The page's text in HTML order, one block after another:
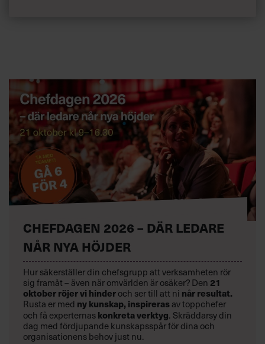
CHEFDAGEN 2026 – DÄR LEDARE
NÅR NYA HÖJDER
Hur säkerställer din chefsgrupp att verksamheten rör
sig framåt – även när omvärlden är osäker? Den 21
oktoberröjer vi hinderoch ser till att ni når resultat.
Rusta er med ny kunskap, inspirerasav toppchefer
och få experternaskonkreta verktyg. Skräddarsy din
dag med fördjupande kunskapsspår för dina och
organisationens behov just nu.